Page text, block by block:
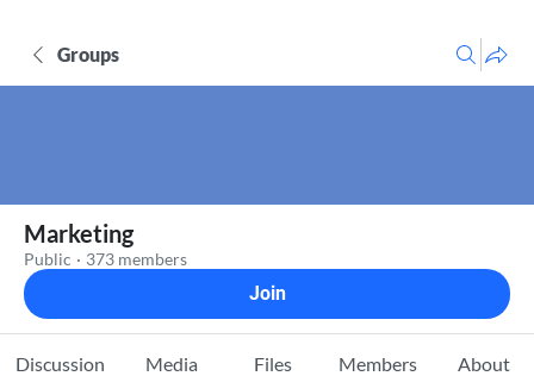
Groups
Marketing
Public · 373 members
Join
Discussion Media Files Members About